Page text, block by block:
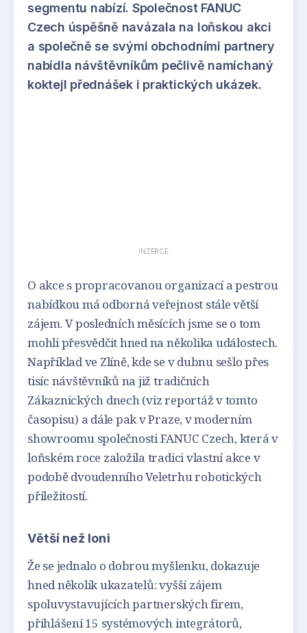
segmentu nabízí. Společnost FANUC
Czech úspěšně navázala na loňskou akci
a společně se svými obchodními partnery
nabídla návštěvníkům pečlivě namíchaný
koktejl přednášek i praktických ukázek.
INZERCE
O akce s propracovanou organizací a pestrou
nabídkou má odborná veřejnost stále větší
zájem. V posledních měsících jsme se o tom
mohli přesvědčit hned na několika událostech.
Například ve Zlíně, kde se v dubnu sešlo přes
tisíc návštěvníků na již tradičních
Zákaznických dnech (viz reportáž v tomto
časopisu) a dále pak v Praze, v moderním
showroomu společnosti FANUC Czech, která v
loňském roce založila tradici vlastní akce v
podobě dvoudenního Veletrhu robotických
příležitostí.
Větší než loni
Že se jednalo o dobrou myšlenku, dokazuje
hned několik ukazatelů: vyšší zájem
spoluvystavujících partnerských firem,
přihlášení 15 systémových integrátorů,